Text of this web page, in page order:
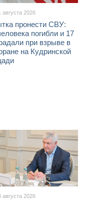
августа 2026
пронести СВУ:
погибли и 17
при взрыве в
на Кудринской
августа 2026